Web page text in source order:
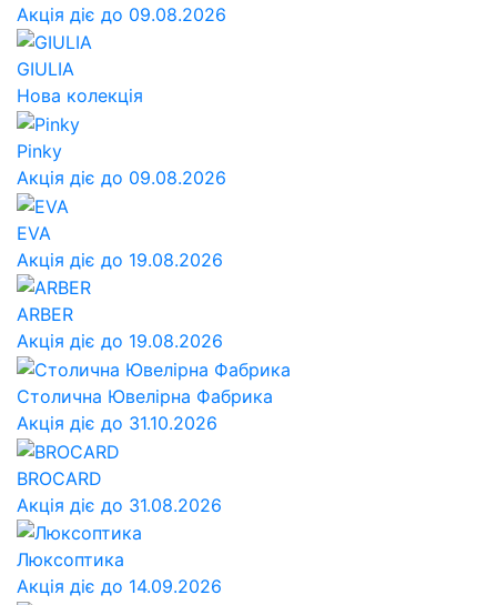
Акція діє до 09.08.2026
GIULIA
Нова колекція
Pinky
Акція діє до 09.08.2026
EVA
Акція діє до 19.08.2026
ARBER
Акція діє до 19.08.2026
Столична Ювелірна Фабрика
Акція діє до 31.10.2026
BROCARD
Акція діє до 31.08.2026
Люксоптика
Акція діє до 14.09.2026